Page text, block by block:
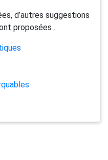
d’autres suggestions
proposées .